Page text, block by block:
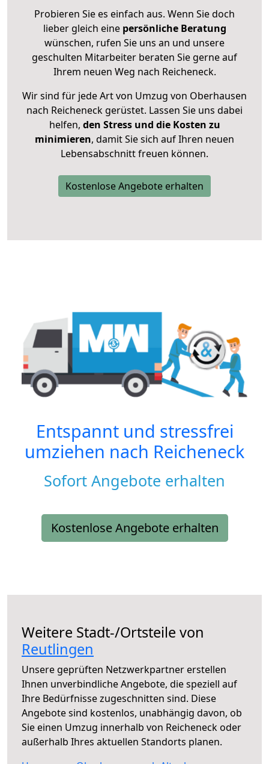
Probieren Sie es einfach aus. Wenn Sie doch
lieber gleich eine persönliche Beratung
wünschen, rufen Sie uns an und unsere
geschulten Mitarbeiter beraten Sie gerne auf
Ihrem neuen Weg nach Reicheneck.
Wir sind für jede Art von Umzug von Oberhausen
nach Reicheneck gerüstet. Lassen Sie uns dabei
helfen, den Stress und die Kosten zu
minimieren, damit Sie sich auf Ihren neuen
Lebensabschnitt freuen können.
Kostenlose Angebote erhalten
Entspannt und stressfrei
umziehen nach Reicheneck
Sofort Angebote erhalten
Kostenlose Angebote erhalten
Weitere Stadt-/Ortsteile von
Reutlingen
Unsere geprüften Netzwerkpartner erstellen
Ihnen unverbindliche Angebote, die speziell auf
Ihre Bedürfnisse zugeschnitten sind. Diese
Angebote sind kostenlos, unabhängig davon, ob
Sie einen Umzug innerhalb von Reicheneck oder
außerhalb Ihres aktuellen Standorts planen.